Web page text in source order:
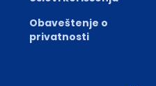
Obaveštenje o
privatnosti